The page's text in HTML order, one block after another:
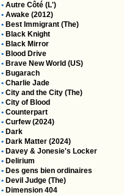
• Autre Côté (L')
• Awake (2012)
• Best Immigrant (The)
• Black Knight
• Black Mirror
• Blood Drive
• Brave New World (US)
• Bugarach
• Charlie Jade
• City and the City (The)
• City of Blood
• Counterpart
• Curfew (2024)
• Dark
• Dark Matter (2024)
• Davey & Jonesie's Locker
• Delirium
• Des gens bien ordinaires
• Devil Judge (The)
• Dimension 404